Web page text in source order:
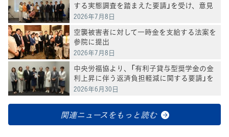
する実態調査を踏まえた要請」を受け、意見
交換
2026年7月8日
空襲被害者に対して一時金を支給する法案を
参院に提出
2026年7月8日
中央労福協より、「有利子貸与型奨学金の金
利上昇に伴う返済負担軽減に関する要請」を
受け、意見交換
2026年6月30日
関連ニュースをもっと読む